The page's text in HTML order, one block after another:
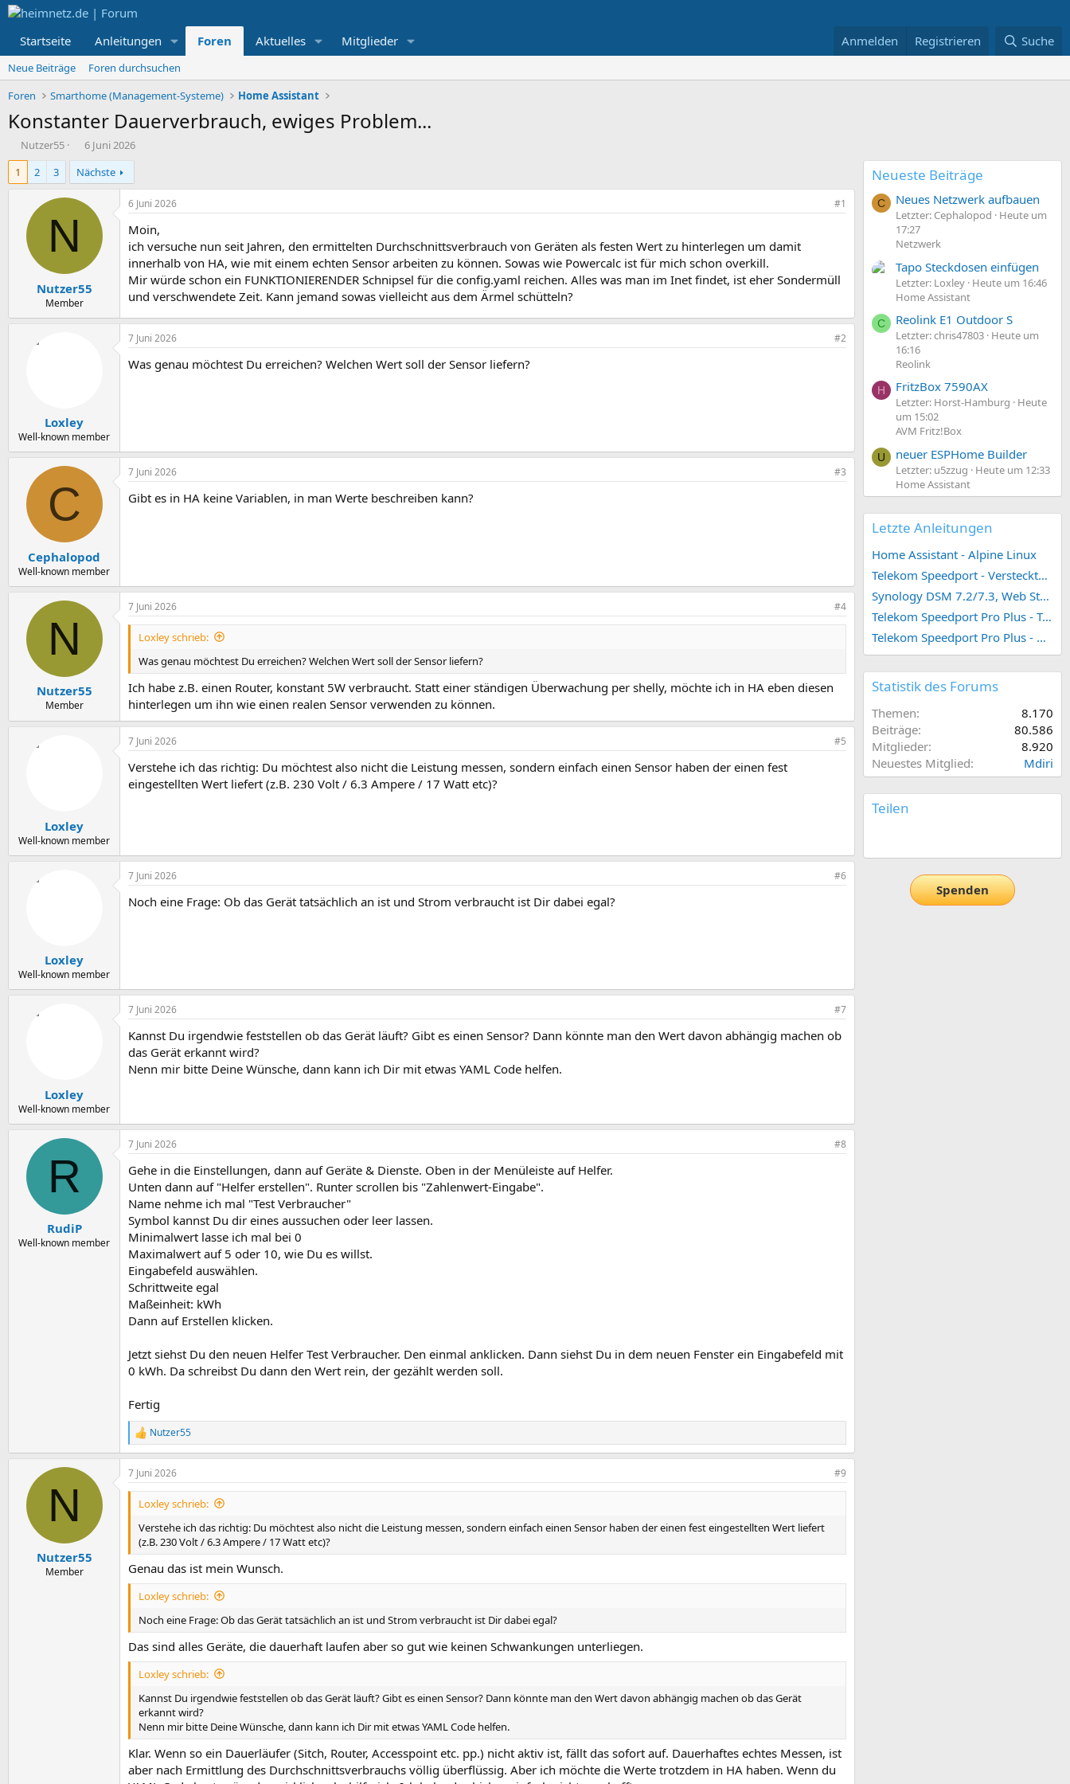
Startseite Anleitungen Foren Aktuelles Mitglieder Anmelden Registrieren Suche
Neue Beiträge
Foren durchsuchen
Foren
Smarthome (Management-Systeme) Home Assistant
Konstanter Dauerverbrauch, ewiges Problem...
E
r
t
Nutzer55
E
r
s
t
e
m
6 Juni 2026
1
2 3 Nächste
N
Nutzer55
Member
6 Juni 2026 #1
Moin,
ich versuche nun seit Jahren, den ermittelten Durchschnittsverbrauch von Geräten als festen Wert zu hinterlegen um damit
innerhalb von HA, wie mit einem echten Sensor arbeiten zu können. Sowas wie Powercalc ist für mich schon overkill.
Mir würde schon ein FUNKTIONIERENDER Schnipsel für die config.yaml reichen. Alles was man im Inet findet, ist eher Sondermüll
und verschwendete Zeit. Kann jemand sowas vielleicht aus dem Ärmel schütteln?
Loxley
Well-known member
7 Juni 2026 #2
Was genau möchtest Du erreichen? Welchen Wert soll der Sensor liefern?
C
Cephalopod
Well-known member
7 Juni 2026 #3
Gibt es in HA keine Variablen, in man Werte beschreiben kann?
N
Nutzer55
Member
7 Juni 2026 #4
Loxley schrieb:
Was genau möchtest Du erreichen? Welchen Wert soll der Sensor liefern?
Ich habe z.B. einen Router, konstant 5W verbraucht. Statt einer ständigen Überwachung per shelly, möchte ich in HA eben diesen
hinterlegen um ihn wie einen realen Sensor verwenden zu können.
Loxley
Well-known member
7 Juni 2026 #5
Verstehe ich das richtig: Du möchtest also nicht die Leistung messen, sondern einfach einen Sensor haben der einen fest
eingestellten Wert liefert (z.B. 230 Volt / 6.3 Ampere / 17 Watt etc)?
Loxley
Well-known member
7 Juni 2026 #6
Noch eine Frage: Ob das Gerät tatsächlich an ist und Strom verbraucht ist Dir dabei egal?
Loxley
Well-known member
7 Juni 2026 #7
Kannst Du irgendwie feststellen ob das Gerät läuft? Gibt es einen Sensor? Dann könnte man den Wert davon abhängig machen ob
das Gerät erkannt wird?
Nenn mir bitte Deine Wünsche, dann kann ich Dir mit etwas YAML Code helfen.
R
RudiP
Well-known member
7 Juni 2026 #8
Gehe in die Einstellungen, dann auf Geräte & Dienste. Oben in der Menüleiste auf Helfer.
Unten dann auf "Helfer erstellen". Runter scrollen bis "Zahlenwert-Eingabe".
Name nehme ich mal "Test Verbraucher"
Symbol kannst Du dir eines aussuchen oder leer lassen.
Minimalwert lasse ich mal bei 0
Maximalwert auf 5 oder 10, wie Du es willst.
Eingabefeld auswählen.
Schrittweite egal
Maßeinheit: kWh
Dann auf Erstellen klicken.
Jetzt siehst Du den neuen Helfer Test Verbraucher. Den einmal anklicken. Dann siehst Du in dem neuen Fenster ein Eingabefeld mit
0 kWh. Da schreibst Du dann den Wert rein, der gezählt werden soll.
Fertig
R
e
a
k
t
n
e
n
:
Nutzer55
N
Nutzer55
Member
7 Juni 2026 #9
Loxley schrieb:
Verstehe ich das richtig: Du möchtest also nicht die Leistung messen, sondern einfach einen Sensor haben der einen fest eingestellten Wert liefert
(z.B. 230 Volt / 6.3 Ampere / 17 Watt etc)?
Genau das ist mein Wunsch.
Loxley schrieb:
Noch eine Frage: Ob das Gerät tatsächlich an ist und Strom verbraucht ist Dir dabei egal?
Das sind alles Geräte, die dauerhaft laufen aber so gut wie keinen Schwankungen unterliegen.
Loxley schrieb:
Kannst Du irgendwie feststellen ob das Gerät läuft? Gibt es einen Sensor? Dann könnte man den Wert davon abhängig machen ob das Gerät
erkannt wird?
Nenn mir bitte Deine Wünsche, dann kann ich Dir mit etwas YAML Code helfen.
Klar. Wenn so ein Dauerläufer (Sitch, Router, Accesspoint etc. pp.) nicht aktiv ist, fällt das sofort auf. Dauerhaftes echtes Messen, ist
aber nach Ermittlung des Durchschnittsverbrauchs völlig überflüssig. Aber ich möchte die Werte trotzdem in HA haben. Wenn du
Neueste Beiträge
C Neues Netzwerk aufbauen
Letzter: Cephalopod
Heute um
17:27
Netzwerk
Tapo Steckdosen einfügen
Letzter: Loxley Heute um 16:46
Home Assistant
C Reolink E1 Outdoor S
Letzter: chris47803 Heute um
16:16
Reolink
H FritzBox 7590AX
Letzter: Horst-Hamburg
Heute
um 15:02
AVM Fritz!Box
U neuer ESPHome Builder
Letzter: u5zzug
Heute um 12:33
Home Assistant
Letzte Anleitungen
Home Assistant - Alpine Linux
Telekom Speedport - Versteckte Konfigurationen
Synology DSM 7.2/7.3, Web Station 4, Webdienst und Webportal erstellen (ehemals vHost)
Telekom Speedport Pro Plus - Telefonie einrichten
Telekom Speedport Pro Plus - Netzwerk einrichten
Statistik des Forums
Themen
8.170
Beiträge
80.586
Mitglieder
8.920
Neuestes Mitglied
Mdiri
Teilen
Spenden